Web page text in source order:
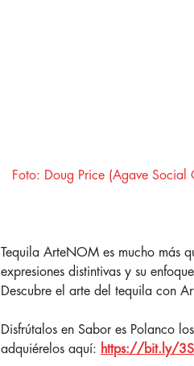
Foto: Doug Price (Agave
Tequila ArteNOM es mucho más
expresiones distintivas y su
Descubre el arte del tequila con
Disfrútalos en Sabor es Polanco
adquiérelos aquí: https://bit.ly/